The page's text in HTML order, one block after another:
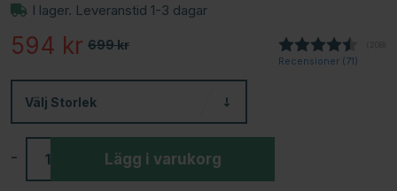
I lager. Leveranstid 1-3 dagar
699kr
594 kr
Recensioner (71)
Välj Storlek
- Lägg i varukorg